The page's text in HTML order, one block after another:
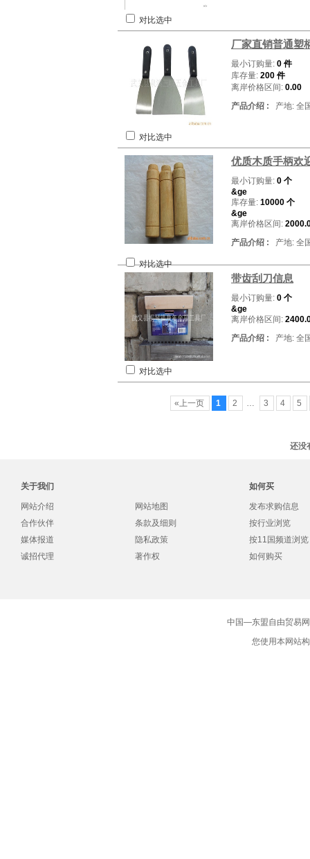
对比选中
厂家直销普通塑
最小订购量: 0 件
库存量: 200 件
离岸价格区间: 0.00
产品介绍 : 产地: 全
对比选中
优质木质手柄欢
最小订购量: 0 个
&ge
库存量: 10000 个
&ge
离岸价格区间:
产品介绍 : 产地: 全
对比选中
带齿刮刀信息
最小订购量: 0 个
&ge
离岸价格区间:
产品介绍 : 产地: 全
对比选中
«上一页 1 2 … 3 4 5
还没
关于我们
网站介绍
合作伙伴
媒体报道
诚招代理
网站地图
条款及细则
隐私政策
著作权
如何买
发布求购信息
按行业浏览
按11国频道浏览
如何购买
中国—东盟自由贸易
您使用本网站